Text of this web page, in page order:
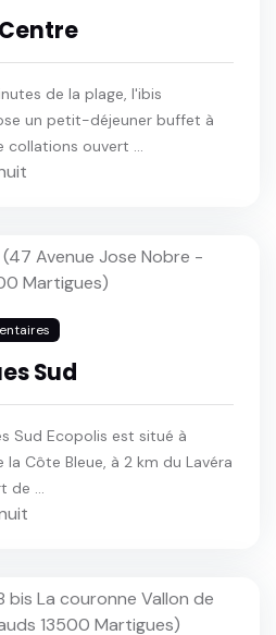
de la plage, l'ibis
un petit-déjeuner buffet à
collations ouvert ...
Sud
Sud Ecopolis est situé à
Côte Bleue, à 2 km du Lavéra
de ...